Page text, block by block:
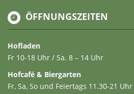
ÖFFNUNGSZEITEN
Hofladen
Fr 10-18 Uhr / Sa. 8 – 14 Uhr
Hofcafé & Biergarten
Fr, Sa, So und Feiertags 11.30-21 Uhr